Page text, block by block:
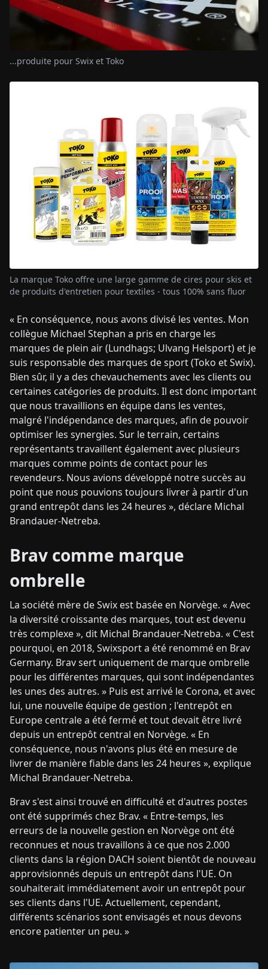
...produite pour Swix et Toko
La marque Toko offre une large gamme de cires pour skis et
de produits d'entretien pour textiles - tous 100% sans fluor
« En conséquence, nous avons divisé les ventes. Mon
collègue Michael Stephan a pris en charge les
marques de plein air (Lundhags; Ulvang Helsport) et je
suis responsable des marques de sport (Toko et Swix).
Bien sûr, il y a des chevauchements avec les clients ou
certaines catégories de produits. Il est donc important
que nous travaillions en équipe dans les ventes,
malgré l'indépendance des marques, afin de pouvoir
optimiser les synergies. Sur le terrain, certains
représentants travaillent également avec plusieurs
marques comme points de contact pour les
revendeurs. Nous avions développé notre succès au
point que nous pouvions toujours livrer à partir d'un
grand entrepôt dans les 24 heures », déclare Michal
Brandauer-Netreba.
Brav comme marque
ombrelle
La société mère de Swix est basée en Norvège. « Avec
la diversité croissante des marques, tout est devenu
très complexe », dit Michal Brandauer-Netreba. « C'est
pourquoi, en 2018, Swixsport a été renommé en Brav
Germany. Brav sert uniquement de marque ombrelle
pour les différentes marques, qui sont indépendantes
les unes des autres. » Puis est arrivé le Corona, et avec
lui, une nouvelle équipe de gestion ; l'entrepôt en
Europe centrale a été fermé et tout devait être livré
depuis un entrepôt central en Norvège. « En
conséquence, nous n'avons plus été en mesure de
livrer de manière fiable dans les 24 heures », explique
Michal Brandauer-Netreba.
Brav s'est ainsi trouvé en difficulté et d'autres postes
ont été supprimés chez Brav. « Entre-temps, les
erreurs de la nouvelle gestion en Norvège ont été
reconnues et nous travaillons à ce que nos 2.000
clients dans la région DACH soient bientôt de nouveau
approvisionnés depuis un entrepôt dans l'UE. On
souhaiterait immédiatement avoir un entrepôt pour
ses clients dans l'UE. Actuellement, cependant,
différents scénarios sont envisagés et nous devons
encore patienter un peu. »